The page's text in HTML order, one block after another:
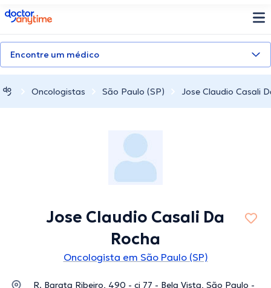
doctoranytime
Encontre um médico
Oncologistas São Paulo (SP) Jose Claudio Casali
Jose Claudio Casali Da
Rocha
Oncologista em São Paulo (SP)
R. Barata Ribeiro, 490 - cj 77 - Bela Vista, São Paulo -